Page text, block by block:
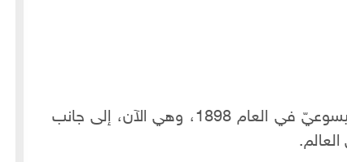
أسّس المجلّة العلاّمة الأب لويس شيخو اليسوعيّ في العام 1898، وهي الآن، إلى جانب